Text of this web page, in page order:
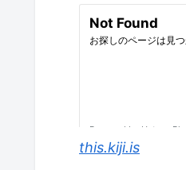
this.kiji.is